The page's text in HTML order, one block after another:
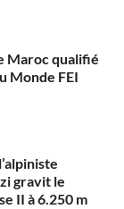
Maroc qualifié
Monde FEI
gravit le
II à 6.250 m